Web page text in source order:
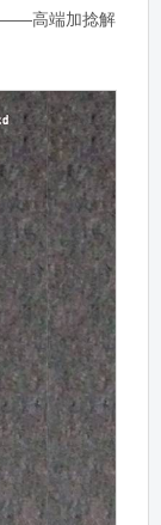
——高端加捻解